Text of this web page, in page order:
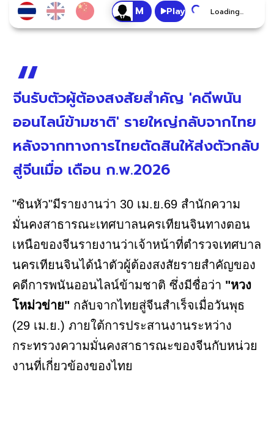
Play Loading...
จีนรับตัวผู้ต้องสงสัยสำคัญ 'คดีพนัน
ออนไลน์ข้ามชาติ' รายใหญ่กลับจากไทย
หลังจากทางการไทยตัดสินให้ส่งตัวกลับ
สู่จีนเมื่อ เดือน ก.พ.2026
"ซินหัว"มีรายงานว่า 30 เม.ย.69 สำนักความ
มั่นคงสาธารณะเทศบาลนครเทียนจินทางตอน
เหนือของจีนรายงานว่าเจ้าหน้าที่ตำรวจเทศบาล
นครเทียนจินได้นำตัวผู้ต้องสงสัยรายสำคัญของ
คดีการพนันออนไลน์ข้ามชาติ ซึ่งมีชื่อว่า "หวง
โหม่วข่าย" กลับจากไทยสู่จีนสำเร็จเมื่อวันพุธ
(29 เม.ย.) ภายใต้การประสานงานระหว่าง
กระทรวงความมั่นคงสาธารณะของจีนกับหน่วย
งานที่เกี่ยวข้องของไทย